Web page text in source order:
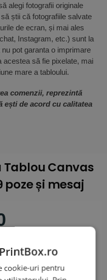
alegi fotografii originale
știi că fotografiile salvate
de ecran, și mai ales
Instagram, etc.) sunt la
pot garanta o imprimare
acestea să fie pixelate, mai
mare a tabloului.
comenzii, reprezintă
ești de acord cu calitatea
Tablou Canvas
poze și mesaj
recenzii
cookie-uri pentru